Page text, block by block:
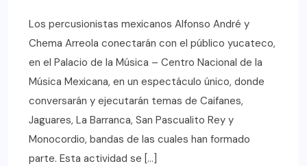
Los percusionistas mexicanos Alfonso André y
Chema Arreola conectarán con el público yucateco,
en el Palacio de la Música – Centro Nacional de la
Música Mexicana, en un espectáculo único, donde
conversarán y ejecutarán temas de Caifanes,
Jaguares, La Barranca, San Pascualito Rey y
Monocordio, bandas de las cuales han formado
parte. Esta actividad se […]